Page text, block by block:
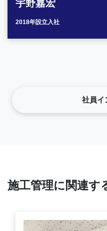
宇野嘉宏
2018年設立入社
社員イ
施工管理に関連す